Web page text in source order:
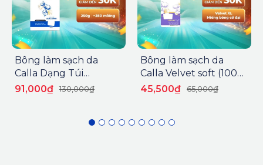
Bông làm sạch da
Calla Dạng Túi
250g/gói
91,000₫ 130,000₫
Bông làm sạch da
Calla Velvet soft (100
miếng/gói)
45,500₫ 65,000₫